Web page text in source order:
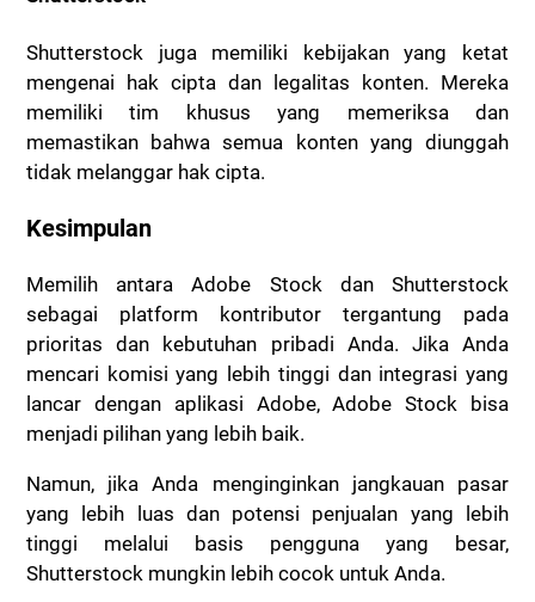
Shutterstock juga memiliki kebijakan yang ketat
mengenai hak cipta dan legalitas konten. Mereka
memiliki tim khusus yang memeriksa dan
memastikan bahwa semua konten yang diunggah
tidak melanggar hak cipta.
Kesimpulan
Memilih antara Adobe Stock dan Shutterstock
sebagai platform kontributor tergantung pada
prioritas dan kebutuhan pribadi Anda. Jika Anda
mencari komisi yang lebih tinggi dan integrasi yang
lancar dengan aplikasi Adobe, Adobe Stock bisa
menjadi pilihan yang lebih baik.
Namun, jika Anda menginginkan jangkauan pasar
yang lebih luas dan potensi penjualan yang lebih
tinggi melalui basis pengguna yang besar,
Shutterstock mungkin lebih cocok untuk Anda.